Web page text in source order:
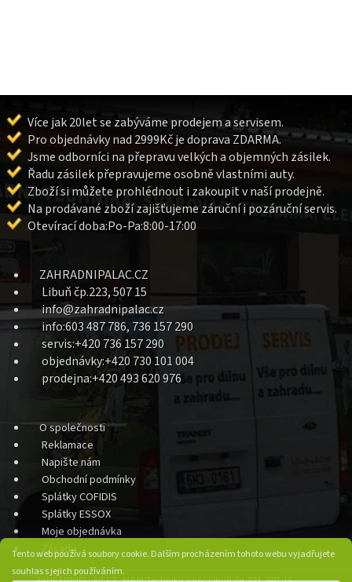
Tento web používá soubory cookie. Dalším procházením tohoto webu vyjadřujete
souhlas s jejich používáním.
Více jak 20let se zabýváme prodejem a servisem.
Pro objednávky nad 2999Kč je doprava ZDARMA.
Jsme odborníci na přepravu velkých a objemných zásilek.
Řadu zásilek přepravujeme osobně vlastními auty.
Zboží si můžete prohlédnout i zakoupit v naší prodejně.
Na prodávané zboží zajišťujeme záruční i pozáruční servis.
Otevírací doba:Po-Pa:8:00-17:00
ZAHRADNIPALAC.CZ
Libuň čp.223, 507 15
info@zahradnipalac.cz
info:603 487 786, 736 157 290
servis:+420 736 157 290
objednávky:+420 730 101 004
prodejna:+420 493 620 976
O společnosti
Reklamace
Napište nám
Obchodní podmínky
Splátky COFIDIS
Splátky ESSOX
Moje objednávka
Zásady